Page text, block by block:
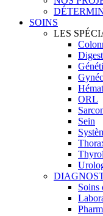
SOINS
LES
ORL
Sein
Soins